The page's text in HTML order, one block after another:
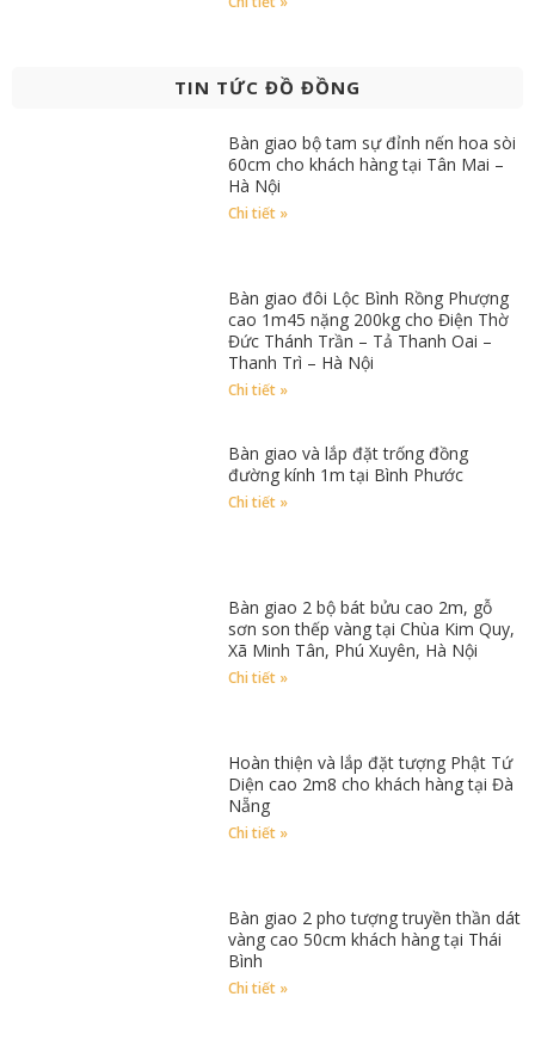
TIN TỨC ĐỒ ĐỒNG
Bàn giao bộ tam sự đỉnh nến hoa sòi
60cm cho khách hàng tại Tân Mai –
Hà Nội
Chi tiết »
Bàn giao đôi Lộc Bình Rồng Phượng
cao 1m45 nặng 200kg cho Điện Thờ
Đức Thánh Trần – Tả Thanh Oai –
Thanh Trì – Hà Nội
Chi tiết »
Bàn giao và lắp đặt trống đồng
đường kính 1m tại Bình Phước
Chi tiết »
Bàn giao 2 bộ bát bửu cao 2m, gỗ
sơn son thếp vàng tại Chùa Kim Quy,
Xã Minh Tân, Phú Xuyên, Hà Nội
Chi tiết »
Hoàn thiện và lắp đặt tượng Phật Tứ
Diện cao 2m8 cho khách hàng tại Đà
Nẵng
Chi tiết »
Bàn giao 2 pho tượng truyền thần dát
vàng cao 50cm khách hàng tại Thái
Bình
Chi tiết »